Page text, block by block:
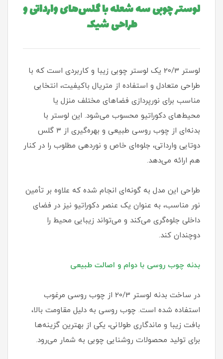
لوستر چوبی سه شعله با گلس‌های وارداتی و
طراحی شیک
لوستر 20/3 یک لوستر چوبی زیبا و کاربردی است که با
طراحی متعادل و استفاده از متریال باکیفیت، انتخابی
مناسب برای نورپردازی فضاهای مختلف منزل یا
محیط‌های دکوراتیو محسوب می‌شود. این لوستر با
بدنه‌ای از چوب روسی طبیعی و بهره‌گیری از ۳ گلس
دوتایی وارداتی، جلوه‌ای خاص و نوردهی مطلوب را در کنار
هم ارائه می‌دهد.
طراحی این مدل به گونه‌ای انجام شده که علاوه بر تأمین
نور مناسب، به عنوان یک عنصر دکوراتیو نیز در فضای
داخلی جلوه‌گری می‌کند و می‌تواند زیبایی محیط را
دوچندان کند.
بدنه چوب روسی با دوام و اصالت طبیعی
در ساخت بدنه لوستر 20/3 از چوب روسی مرغوب
استفاده شده است. چوب روسی به دلیل مقاومت بالا،
بافت زیبا و ماندگاری طولانی، یکی از بهترین گزینه‌ها
برای تولید محصولات روشنایی چوبی به شمار می‌رود.